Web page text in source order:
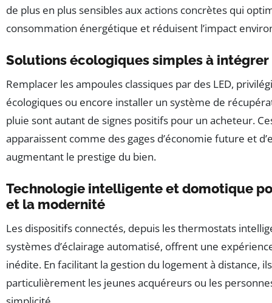
de plus en plus sensibles aux actions concrètes qui
consommation énergétique et réduisent l’impact
Solutions écologiques simples à intégrer
Remplacer les ampoules classiques par des LED,
écologiques ou encore installer un système de
pluie sont autant de signes positifs pour un acheteur.
apparaissent comme des gages d’économie future et
augmentant le prestige du bien.
Technologie intelligente et domotique
et la modernité
Les dispositifs connectés, depuis les thermostats
systèmes d’éclairage automatisé, offrent une
inédite. En facilitant la gestion du logement à distance,
particulièrement les jeunes acquéreurs ou les